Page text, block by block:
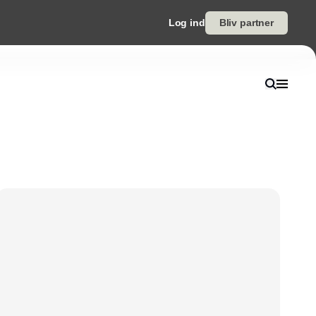
Log ind Bliv partner